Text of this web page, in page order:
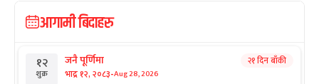
आगामी बिदाहरु
१२
शुक्र
जनै पूर्णिमा
भाद्र १२, २०८३-Aug 28, 2026
२१ दिन बाँकी